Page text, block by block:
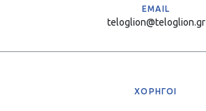
EMAIL
teloglion@teloglion.gr
ΧΟΡΗΓΟΙ